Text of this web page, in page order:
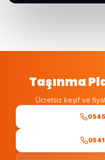
Taşınma
Ücretsiz keşif ve